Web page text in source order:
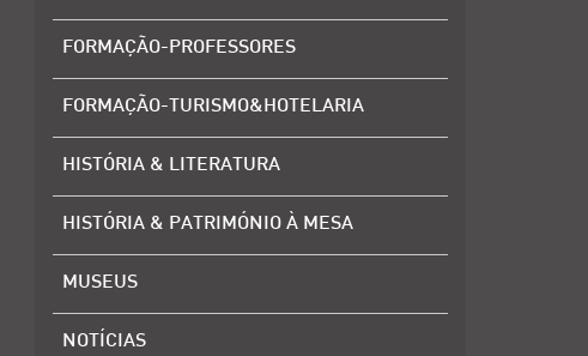
FORMAÇÃO-PROFESSORES
FORMAÇÃO-TURISMO&HOTELARIA
HISTÓRIA & LITERATURA
HISTÓRIA & PATRIMÓNIO À MESA
MUSEUS
NOTÍCIAS